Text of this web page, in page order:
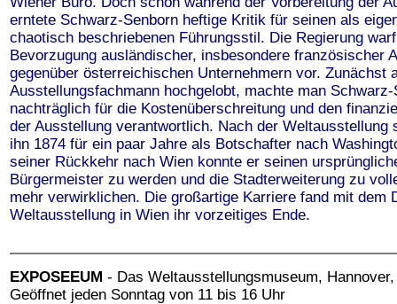
erntete Schwarz-Senborn heftige Kritik für seinen als
chaotisch beschriebenen Führungsstil. Die Regierung
Bevorzugung ausländischer, insbesondere französischer
gegenüber österreichischen Unternehmern vor. Zunächst
Ausstellungsfachmann hochgelobt, machte man Schwarz-
nachträglich für die Kostenüberschreitung und den
der Ausstellung verantwortlich. Nach der Weltausstellung
ihn 1874 für ein paar Jahre als Botschafter nach
seiner Rückkehr nach Wien konnte er seinen
Bürgermeister zu werden und die Stadterweiterung zu
mehr verwirklichen. Die großartige Karriere fand mit dem
Weltausstellung in Wien ihr vorzeitiges Ende.
EXPOSEEUM - Das Weltausstellungsmuseum,
Geöffnet jeden Sonntag von 11 bis 16 Uhr